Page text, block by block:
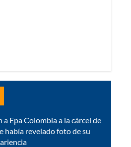
a Epa Colombia a la cárcel de
había revelado foto de su